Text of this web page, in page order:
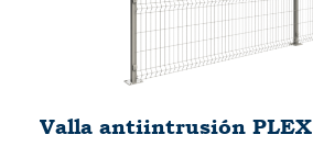
Valla antiintrusión PLEX